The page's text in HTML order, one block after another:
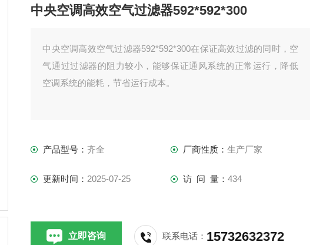
中央空调高效空气过滤器592*592*300
中央空调高效空气过滤器592*592*300在保证高效过滤的同时，空
气通过过滤器的阻力较小，能够保证通风系统的正常运行，降低
空调系统的能耗，节省运行成本。
产品型号： 齐全 厂商性质： 生产厂家
更新时间： 2025-07-25 访 问 量： 434
立即咨询 联系电话： 15732632372